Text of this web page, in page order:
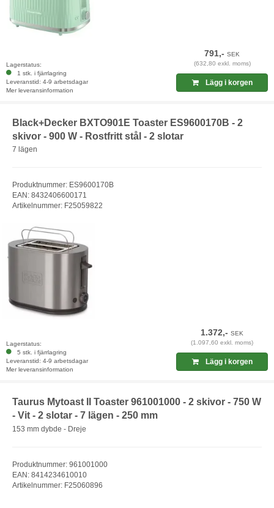
Lagerstatus:
1 stk. i fjärrlagring
Leveranstid: 4-9 arbetsdagar
Mer leveransinformation
791,-SEK
(632,80 exkl. moms)
Lägg i korgen
Black+Decker BXTO901E Toaster ES9600170B - 2
skivor - 900 W - Rostfritt stål - 2 slotar
7 lägen
Produktnummer: ES9600170B
EAN: 8432406600171
Artikelnummer: F25059822
Lagerstatus:
5 stk. i fjärrlagring
Leveranstid: 4-9 arbetsdagar
Mer leveransinformation
1.372,-SEK
(1.097,60 exkl. moms)
Lägg i korgen
Taurus Mytoast II Toaster 961001000 - 2 skivor - 750 W
- Vit - 2 slotar - 7 lägen - 250 mm
153 mm dybde - Dreje
Produktnummer: 961001000
EAN: 8414234610010
Artikelnummer: F25060896